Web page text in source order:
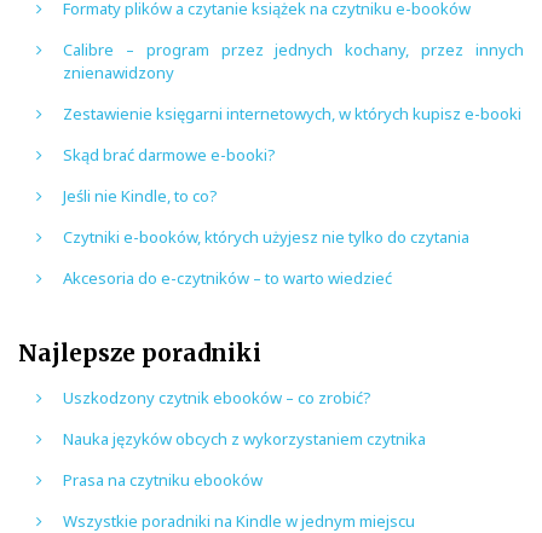
Formaty plików a czytanie książek na czytniku e-booków
Calibre – program przez jednych kochany, przez innych
znienawidzony
Zestawienie księgarni internetowych, w których kupisz e-booki
Skąd brać darmowe e-booki?
Jeśli nie Kindle, to co?
Czytniki e-booków, których użyjesz nie tylko do czytania
Akcesoria do e-czytników – to warto wiedzieć
Najlepsze poradniki
Uszkodzony czytnik ebooków – co zrobić?
Nauka języków obcych z wykorzystaniem czytnika
Prasa na czytniku ebooków
Wszystkie poradniki na Kindle w jednym miejscu